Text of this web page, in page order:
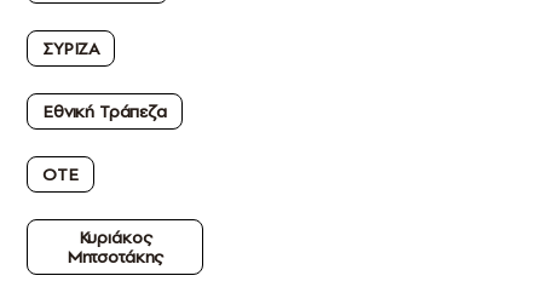
ΣΥΡΙΖΑ
Εθνική Τράπεζα
ΟΤΕ
Κυριάκος
Μητσοτάκης